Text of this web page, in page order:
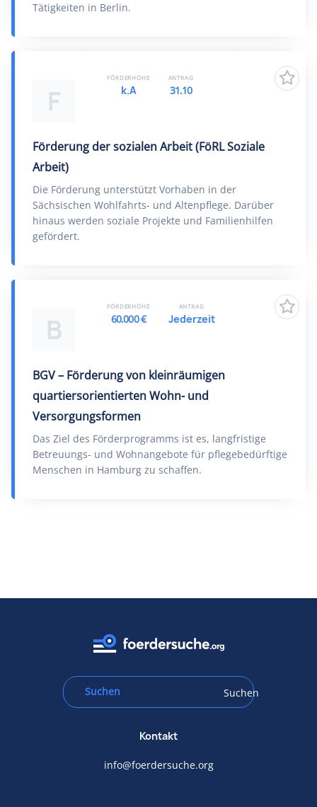
Tätigkeiten in Berlin.
F
Förderung der sozialen Arbeit (FöRL Soziale
Arbeit)
Die Förderung unterstützt Vorhaben in der
Sächsischen Wohlfahrts- und Altenpflege. Darüber
hinaus werden soziale Projekte und Familienhilfen
gefördert.
FÖRDERHÖHE
k.A
ANTRAG
31.10
B
BGV – Förderung von kleinräumigen
quartiersorientierten Wohn- und
Versorgungsformen
Das Ziel des Förderprogramms ist es, langfristige
Betreuungs- und Wohnangebote für pflegebedürftige
Menschen in Hamburg zu schaffen.
FÖRDERHÖHE
60.000 €
ANTRAG
Jederzeit
Suchen
Kontakt
info@foerdersuche.org